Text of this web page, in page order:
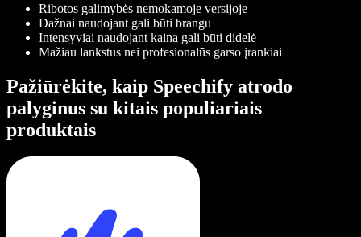
Ribotos galimybės nemokamoje versijoje
Dažnai naudojant gali būti brangu
Intensyviai naudojant kaina gali būti didelė
Mažiau lankstus nei profesionalūs garso įrankiai
Pažiūrėkite, kaip Speechify atrodo
palyginus su kitais populiariais
produktais